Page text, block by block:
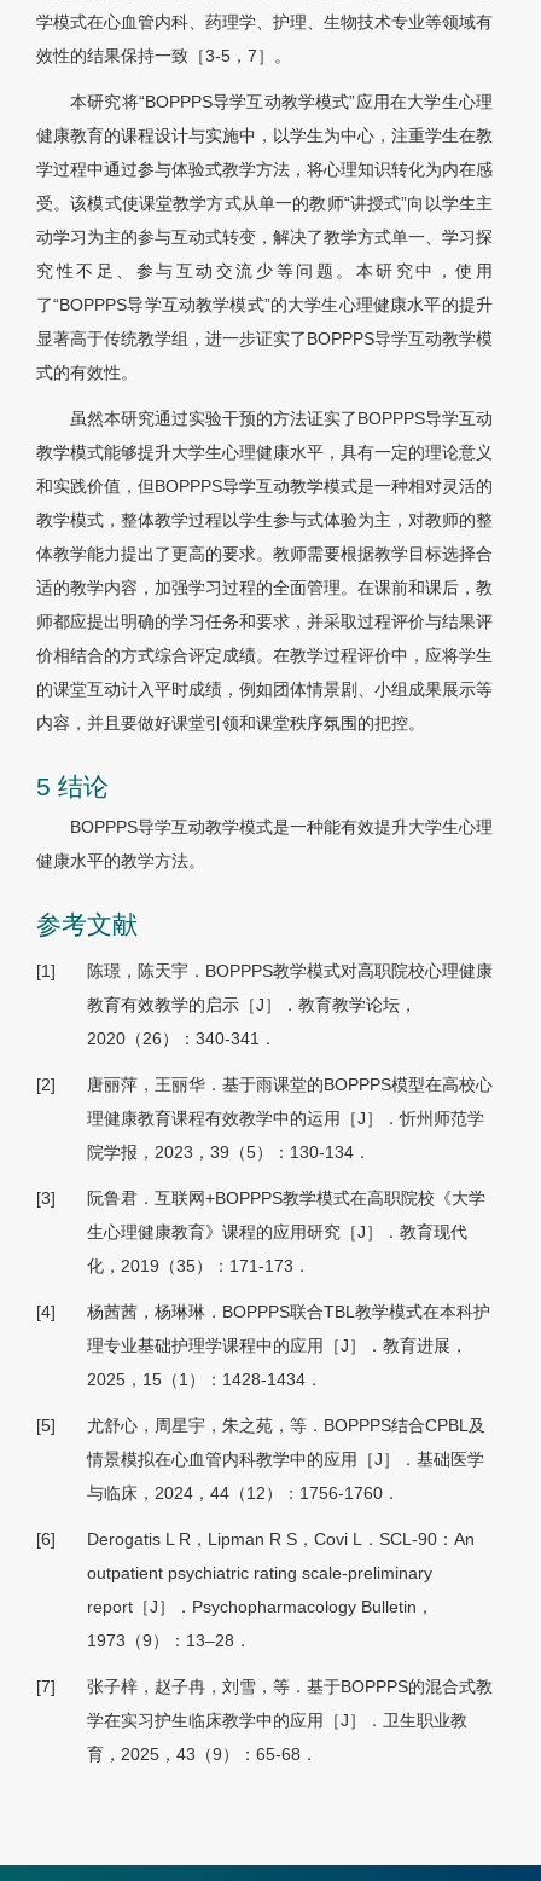
学模式在心血管内科、药理学、护理、生物技术专业等领域有
效性的结果保持一致［3-5 ，7］ 。
本研究将“BOPPPS导学互动教学模式”应用在大学生心理
健康教育的课程设计与实施中，以学生为中心，注重学生在教
学过程中通过参与体验式教学方法，将心理知识转化为内在感
受。该模式使课堂教学方式从单一的教师“讲授式”向以学生主
动学习为主的参与互动式转变，解决了教学方式单一、学习探
究性不足、参与互动交流少等问题。本研究中，使用
了“BOPPPS导学互动教学模式”的大学生心理健康水平的提升
显著高于传统教学组，进一步证实了BOPPPS导学互动教学模
式的有效性。
虽然本研究通过实验干预的方法证实了BOPPPS导学互动
教学模式能够提升大学生心理健康水平，具有一定的理论意义
和实践价值，但BOPPPS导学互动教学模式是一种相对灵活的
教学模式，整体教学过程以学生参与式体验为主，对教师的整
体教学能力提出了更高的要求。教师需要根据教学目标选择合
适的教学内容，加强学习过程的全面管理。在课前和课后，教
师都应提出明确的学习任务和要求，并采取过程评价与结果评
价相结合的方式综合评定成绩。在教学过程评价中，应将学生
的课堂互动计入平时成绩，例如团体情景剧、小组成果展示等
内容，并且要做好课堂引领和课堂秩序氛围的把控。
5 结论
BOPPPS导学互动教学模式是一种能有效提升大学生心理
健康水平的教学方法。
参考文献
[1]
陈璟，陈天宇．BOPPPS教学模式对高职院校心理健康
教育有效教学的启示［J］．教育教学论坛，
2020（26）：340-341．
[2]
唐丽萍，王丽华．基于雨课堂的BOPPPS模型在高校心
理健康教育课程有效教学中的运用［J］．忻州师范学
院学报，2023，39（5）：130-134．
[3]
阮鲁君．互联网+BOPPPS教学模式在高职院校《大学
生心理健康教育》课程的应用研究［J］．教育现代
化，2019（35）：171-173．
[4]
杨茜茜，杨琳琳．BOPPPS联合TBL教学模式在本科护
理专业基础护理学课程中的应用［J］．教育进展，
2025，15（1）：1428-1434．
[5]
尤舒心，周星宇，朱之苑，等．BOPPPS结合CPBL及
情景模拟在心血管内科教学中的应用［J］．基础医学
与临床，2024，44（12）：1756-1760．
[6]
Derogatis L R，Lipman R S，Covi L．SCL-90：An
outpatient psychiatric rating scale-preliminary
report［J］．Psychopharmacology Bulletin，
1973（9）：13–28．
[7]
张子梓，赵子冉，刘雪，等．基于BOPPPS的混合式教
学在实习护生临床教学中的应用［J］．卫生职业教
育，2025，43（9）：65-68．